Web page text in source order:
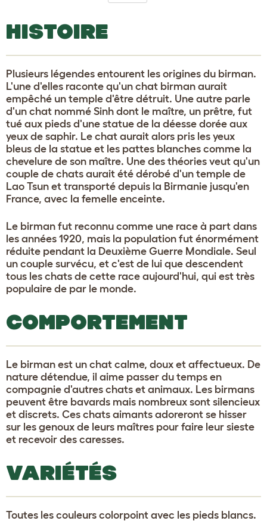
HISTOIRE
Plusieurs légendes entourent les origines du birman.
L'une d'elles raconte qu'un chat birman aurait
empêché un temple d'être détruit. Une autre parle
d'un chat nommé Sinh dont le maître, un prêtre, fut
tué aux pieds d'une statue de la déesse dorée aux
yeux de saphir. Le chat aurait alors pris les yeux
bleus de la statue et les pattes blanches comme la
chevelure de son maître. Une des théories veut qu'un
couple de chats aurait été dérobé d'un temple de
Lao Tsun et transporté depuis la Birmanie jusqu'en
France, avec la femelle enceinte.
Le birman fut reconnu comme une race à part dans
les années 1920, mais la population fut énormément
réduite pendant la Deuxième Guerre Mondiale. Seul
un couple survécu, et c'est de lui que descendent
tous les chats de cette race aujourd'hui, qui est très
populaire de par le monde.
COMPORTEMENT
Le birman est un chat calme, doux et affectueux. De
nature détendue, il aime passer du temps en
compagnie d'autres chats et animaux. Les birmans
peuvent être bavards mais nombreux sont silencieux
et discrets. Ces chats aimants adoreront se hisser
sur les genoux de leurs maîtres pour faire leur sieste
et recevoir des caresses.
VARIÉTÉS
Toutes les couleurs colorpoint avec les pieds blancs.